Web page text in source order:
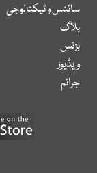
سائنس و ٹیکنالوجی
بلاگ
بزنس
ویڈیوز
جرائم